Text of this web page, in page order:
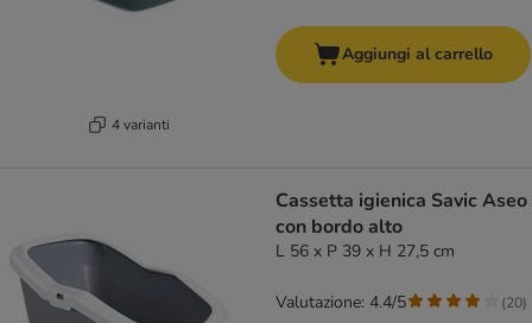
4 varianti
Aggiungi al carrello
Cassetta igienica Savic Aseo
con bordo alto
L 56 x P 39 x H 27,5 cm
Valutazione: 4.4/5 (20)